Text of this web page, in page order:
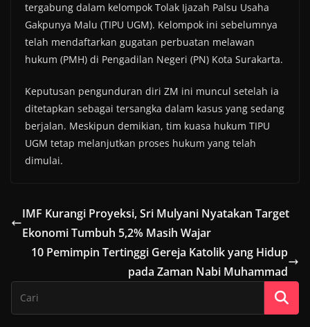
tergabung dalam kelompok Tolak Ijazah Palsu Usaha
Gakpunya Malu (TIPU UGM). Kelompok ini sebelumnya
telah mendaftarkan gugatan perbuatan melawan
hukum (PMH) di Pengadilan Negeri (PN) Kota Surakarta.
Keputusan pengunduran diri ZM ini muncul setelah ia
ditetapkan sebagai tersangka dalam kasus yang sedang
berjalan. Meskipun demikian, tim kuasa hukum TIPU
UGM tetap melanjutkan proses hukum yang telah
dimulai.
IMF Kurangi Proyeksi, Sri Mulyani Nyatakan Target
Ekonomi Tumbuh 5,2% Masih Wajar
10 Pemimpin Tertinggi Gereja Katolik yang Hidup
pada Zaman Nabi Muhammad